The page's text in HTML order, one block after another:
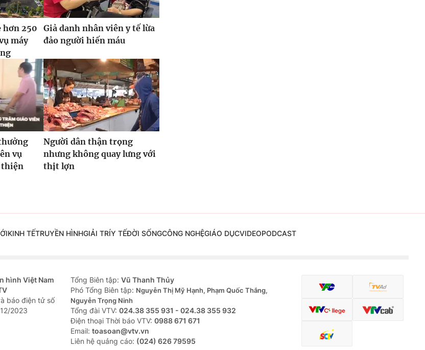
hơn 250
máy
Giả danh nhân viên y tế lừa
đảo người hiến máu
vụ
thiện
Người dân thận trọng
nhưng không quay lưng với
thịt lợn
KINH TẾTRUYỀN HÌNHGIẢI TRÍY TẾĐỜI SỐNGCÔNG NGHỆGIÁO DỤCVIDEOPODCAST
hình Việt Nam
báo điện tử số
2023
Tổng Biên tập: Vũ Thanh Thủy
Phó Tổng Biên tập: Nguyễn Thị Mỹ Hạnh, Phạm Quốc Thắng,
Nguyễn Trọng Ninh
Tổng đài VTV: 024.38 355 931 - 024.38 355 932
Ðiện thoại Thời báo VTV: 0988 671 671
Email: toasoan@vtv.vn
Liên hệ quảng cáo: (024) 626 79595